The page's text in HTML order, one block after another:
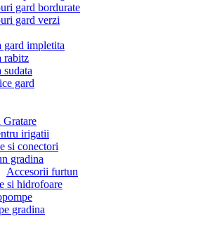
gard bordurate
gard verzi
gard impletita
rabitz
sudata
gard
Gratare
irigatii
si conectori
gradina
Accesorii furtun
si hidrofoare
gradina